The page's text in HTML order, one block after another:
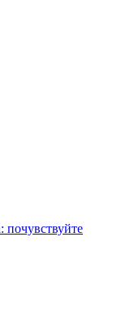
почувствуйте